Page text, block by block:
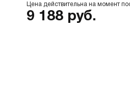
Цена действительна на момент
9 188 руб.